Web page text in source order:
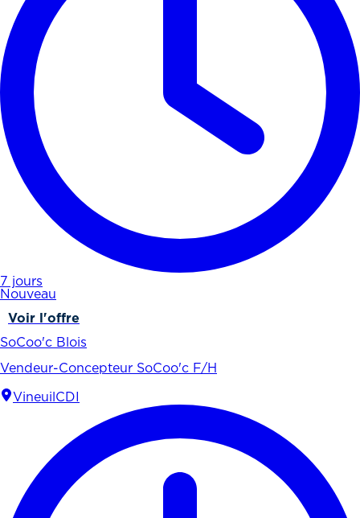
7 jours
Nouveau
Voir l'offre
SoCoo'c Blois
Vendeur-Concepteur SoCoo'c F/H
Vineuil CDI